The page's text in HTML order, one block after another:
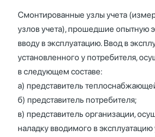
Смонтированные узлы учета
узлов учета), прошедшие опытную
вводу в эксплуатацию. Ввод в
установленного у потребителя,
в следующем составе:
а) представитель
б) представитель потребителя;
в) представитель организации,
наладку вводимого в эксплуатацию